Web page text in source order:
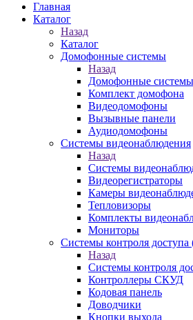
Главная
Каталог
Назад
Каталог
Домофонные системы
Назад
Домофонные системы
Комплект домофона
Видеодомофоны
Вызывные панели
Аудиодомофоны
Системы видеонаблюдения
Назад
Системы
Видеорегистраторы
Камеры
Тепловизоры
Комплекты
Мониторы
Системы контроля
Назад
Системы контроля
Контроллеры СКУД
Кодовая панель
Доводчики
Кнопки выхода